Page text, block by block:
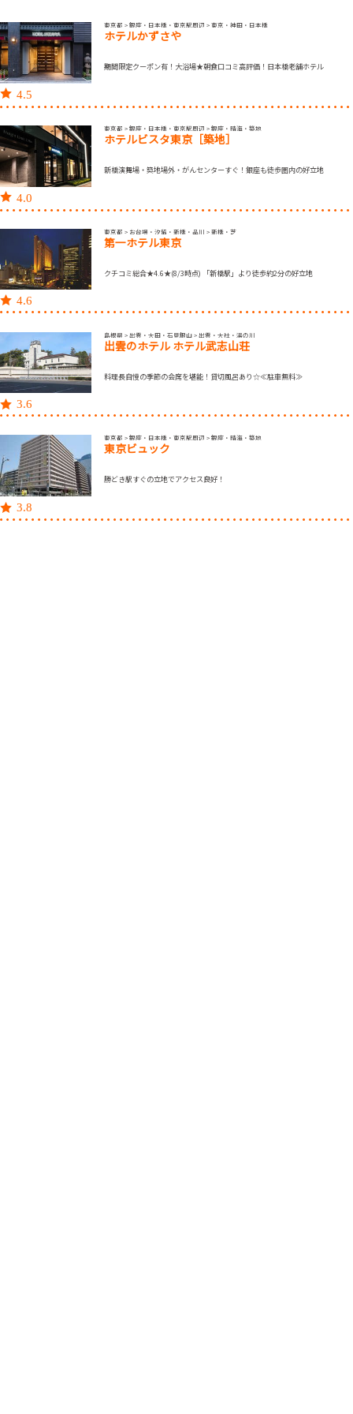
4.5
東京都 > 銀座・日本橋・東京駅周辺 > 東京・神田・日本橋
ホテルかずさや
期間限定クーポン有！大浴場★朝食口コミ高評価！日本橋老舗ホテル
4.0
東京都 > 銀座・日本橋・東京駅周辺 > 銀座・晴海・築地
ホテルビスタ東京［築地］
新橋演舞場・築地場外・がんセンターすぐ！銀座も徒歩圏内の好立地
4.6
東京都 > お台場・汐留・新橋・品川 > 新橋・芝
第一ホテル東京
クチコミ総合★4.6★(8/3時点) 「新橋駅」より徒歩約2分の好立地
3.6
島根県 > 出雲・大田・石見銀山 > 出雲・大社・湯の川
出雲のホテル ホテル武志山荘
料理長自慢の季節の会席を堪能！貸切風呂あり☆≪駐車無料≫
3.8
東京都 > 銀座・日本橋・東京駅周辺 > 銀座・晴海・築地
東京ビュック
勝どき駅すぐの立地でアクセス良好！